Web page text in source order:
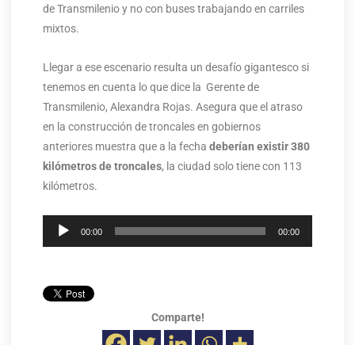
de Transmilenio y no con buses trabajando en carriles
mixtos.
Llegar a ese escenario resulta un desafío gigantesco si
tenemos en cuenta lo que dice la Gerente de
Transmilenio, Alexandra Rojas. Asegura que el atraso
en la construcción de troncales en gobiernos
anteriores muestra que a la fecha deberían existir 380
kilómetros de troncales, la ciudad solo tiene con 113
kilómetros.
Reproductor
00:00 00:00
Comparte!